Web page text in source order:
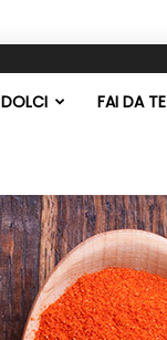
DOLCI FAI DA TE